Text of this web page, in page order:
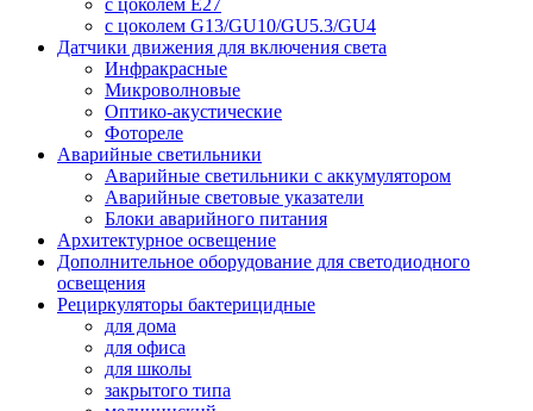
с цоколем E27
с цоколем G13/GU10/GU5.3/GU4
Датчики движения для включения света
Инфракрасные
Микроволновые
Оптико-акустические
Фотореле
Аварийные светильники
Аварийные светильники с аккумулятором
Аварийные световые указатели
Блоки аварийного питания
Архитектурное освещение
Дополнительное оборудование для светодиодного
освещения
Рециркуляторы бактерицидные
для дома
для офиса
для школы
закрытого типа